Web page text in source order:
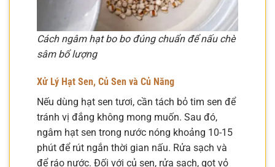
Cách ngâm hạt bo bo đúng chuẩn để nấu chè
sâm bổ lượng
Xử Lý Hạt Sen, Củ Sen và Củ Năng
Nếu dùng hạt sen tươi, cần tách bỏ tim sen để
tránh vị đắng không mong muốn. Sau đó,
ngâm hạt sen trong nước nóng khoảng 10-15
phút để rút ngắn thời gian nấu. Rửa sạch và
để ráo nước. Đối với củ sen, rửa sạch, gọt vỏ